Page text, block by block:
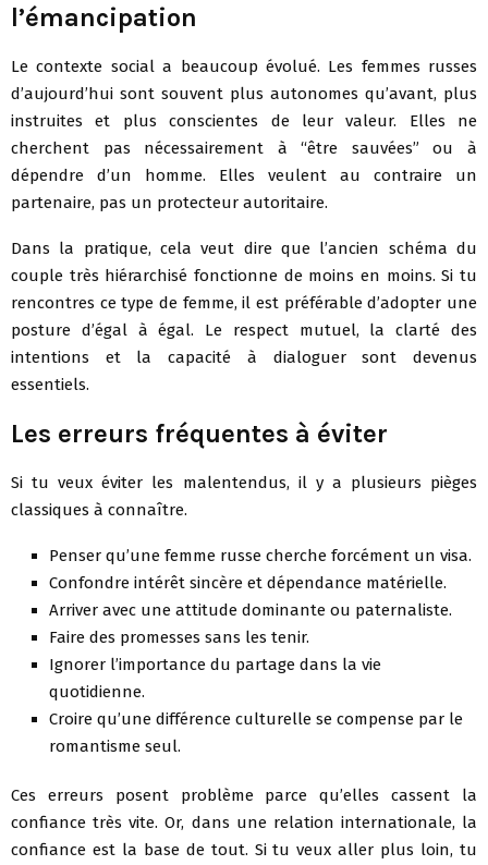
l’émancipation
Le contexte social a beaucoup évolué. Les femmes russes
d’aujourd’hui sont souvent plus autonomes qu’avant, plus
instruites et plus conscientes de leur valeur. Elles ne
cherchent pas nécessairement à “être sauvées” ou à
dépendre d’un homme. Elles veulent au contraire un
partenaire, pas un protecteur autoritaire.
Dans la pratique, cela veut dire que l’ancien schéma du
couple très hiérarchisé fonctionne de moins en moins. Si tu
rencontres ce type de femme, il est préférable d’adopter une
posture d’égal à égal. Le respect mutuel, la clarté des
intentions et la capacité à dialoguer sont devenus
essentiels.
Les erreurs fréquentes à éviter
Si tu veux éviter les malentendus, il y a plusieurs pièges
classiques à connaître.
Penser qu’une femme russe cherche forcément un visa.
Confondre intérêt sincère et dépendance matérielle.
Arriver avec une attitude dominante ou paternaliste.
Faire des promesses sans les tenir.
Ignorer l’importance du partage dans la vie
quotidienne.
Croire qu’une différence culturelle se compense par le
romantisme seul.
Ces erreurs posent problème parce qu’elles cassent la
confiance très vite. Or, dans une relation internationale, la
confiance est la base de tout. Si tu veux aller plus loin, tu